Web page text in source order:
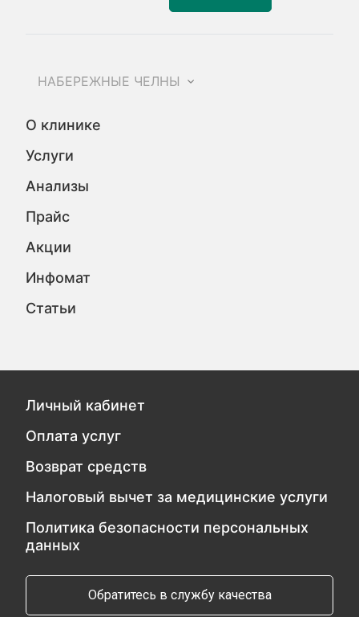
НАБЕРЕЖНЫЕ ЧЕЛНЫ
О клинике
Услуги
Анализы
Прайс
Акции
Инфомат
Статьи
Личный кабинет
Оплата услуг
Возврат средств
Налоговый вычет за медицинские услуги
Политика безопасности персональных
данных
Обратитесь в службу качества